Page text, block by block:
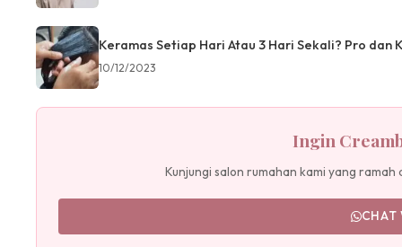
Keramas Setiap Hari Atau 3 Hari Sekali? Pro dan
10/12/2023
Ingin
Kunjungi salon rumahan kami yang
CHAT